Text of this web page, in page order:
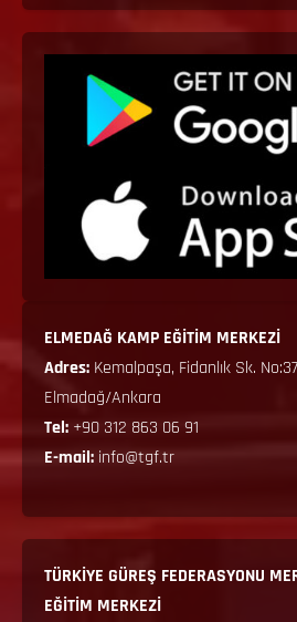
ELMEDAĞ KAMP EĞİTİM MERKEZİ
Adres: Kemalpaşa, Fidanlık Sk.
Elmadağ/Ankara
Tel: +90 312 863 06 91
E-mail: info@tgf.tr
TÜRKİYE GÜREŞ FEDERASYONU
EĞİTİM MERKEZİ